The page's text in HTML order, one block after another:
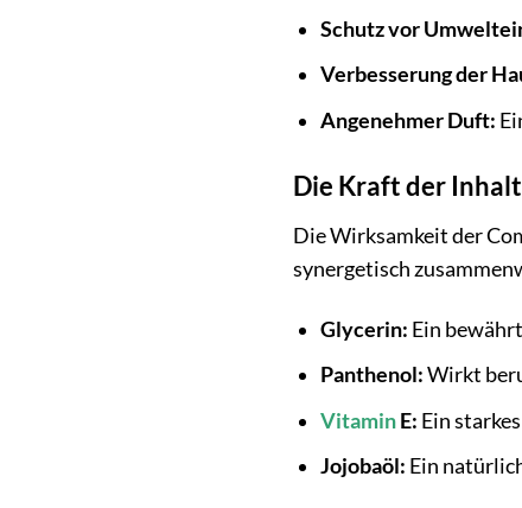
Schutz vor
Verbesserung der
Angenehmer Duft:
Die Kraft der
Die Wirksamkeit der
synergetisch
Glycerin: Ein
Panthenol:Wirkt
VitaminE: Ein
Jojobaöl: Ein